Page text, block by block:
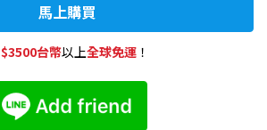
馬上購買
$3500台幣以上全球免運！